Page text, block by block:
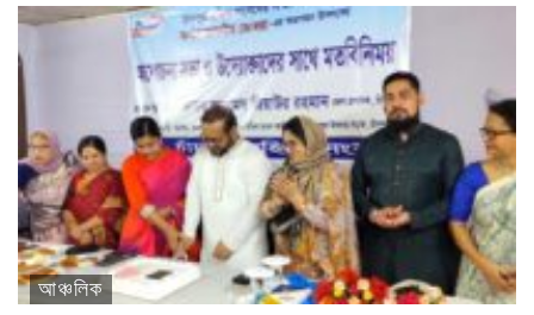
আঞ্চলিক